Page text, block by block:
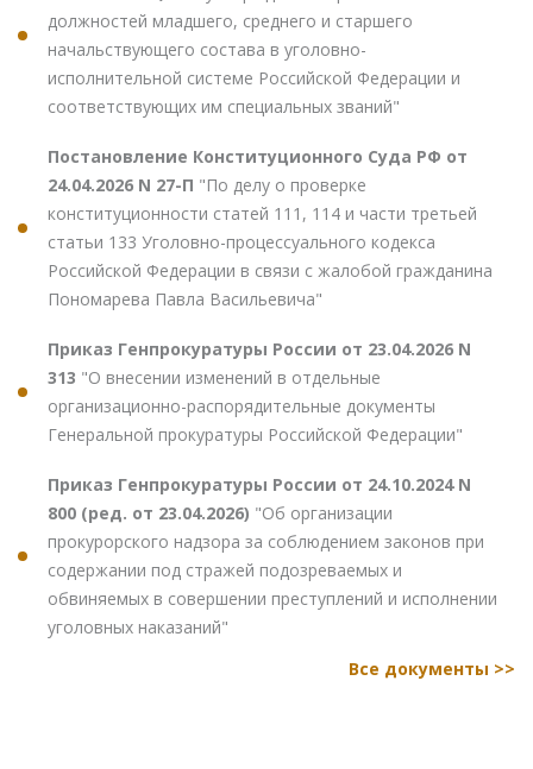
должностей младшего, среднего и старшего
начальствующего состава в уголовно-
исполнительной системе Российской Федерации и
соответствующих им специальных званий"
Постановление Конституционного Суда РФ от
24.04.2026 N 27-П "По делу о проверке
конституционности статей 111, 114 и части третьей
статьи 133 Уголовно-процессуального кодекса
Российской Федерации в связи с жалобой гражданина
Пономарева Павла Васильевича"
Приказ Генпрокуратуры России от 23.04.2026 N
313 "О внесении изменений в отдельные
организационно-распорядительные документы
Генеральной прокуратуры Российской Федерации"
Приказ Генпрокуратуры России от 24.10.2024 N
800 (ред. от 23.04.2026) "Об организации
прокурорского надзора за соблюдением законов при
содержании под стражей подозреваемых и
обвиняемых в совершении преступлений и исполнении
уголовных наказаний"
Все документы >>